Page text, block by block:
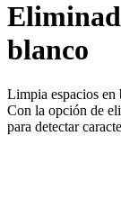
blanco
Limpia espacios en
Con la opción de
para detectar